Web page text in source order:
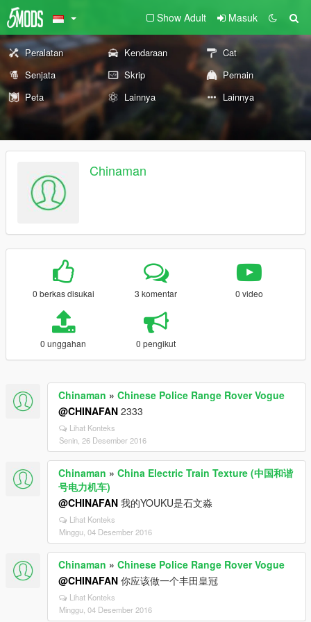
Show Adult Masuk
Peralatan Kendaraan
Cat
Senjata
Skrip
Pemain
Peta
Lainnya Lainnya
Chinaman
0 berkas disukai 3 komentar 0 video
0 unggahan 0 pengikut
Chinaman » Chinese Police Range Rover Vogue
@CHINAFAN 2333
Lihat Konteks
Senin, 26 Desember 2016
Chinaman » China Electric Train Texture (中国和谐
号电力机车)
@CHINAFAN 我的YOUKU是石文淼
Lihat Konteks
Minggu, 04 Desember 2016
Chinaman » Chinese Police Range Rover Vogue
@CHINAFAN 你应该做一个丰田皇冠
Lihat Konteks
Minggu, 04 Desember 2016